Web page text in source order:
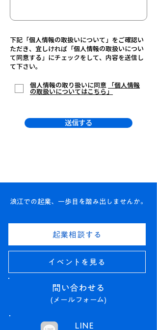
下記「個人情報の取扱いについて」をご確認い
ただき、宜しければ「個人情報の取扱いについ
て同意する」にチェックをして、内容を送信し
て下さい。
個人情報の取り扱いに同意 「個人情報
の取扱いについてはこちら」
送信する
浪江での起業、一歩目を踏み出しませんか。
起業相談する
イベントを見る
(メールフォーム)
問い合わせる​
LINE